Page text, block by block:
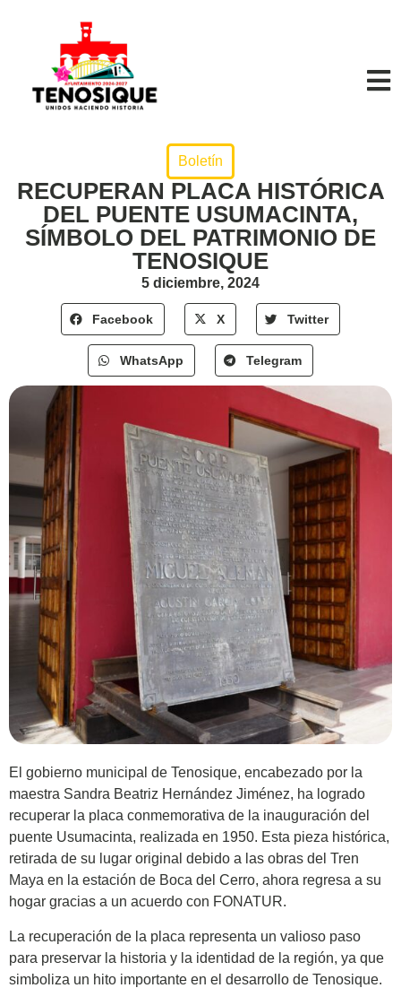
Boletín
RECUPERAN PLACA HISTÓRICA
DEL PUENTE USUMACINTA,
SÍMBOLO DEL PATRIMONIO DE
TENOSIQUE
5 diciembre, 2024
Facebook X Twitter
WhatsApp Telegram
El gobierno municipal de Tenosique, encabezado por la
maestra Sandra Beatriz Hernández Jiménez, ha logrado
recuperar la placa conmemorativa de la inauguración del
puente Usumacinta, realizada en 1950. Esta pieza histórica,
retirada de su lugar original debido a las obras del Tren
Maya en la estación de Boca del Cerro, ahora regresa a su
hogar gracias a un acuerdo con FONATUR.
La recuperación de la placa representa un valioso paso
para preservar la historia y la identidad de la región, ya que
simboliza un hito importante en el desarrollo de Tenosique.